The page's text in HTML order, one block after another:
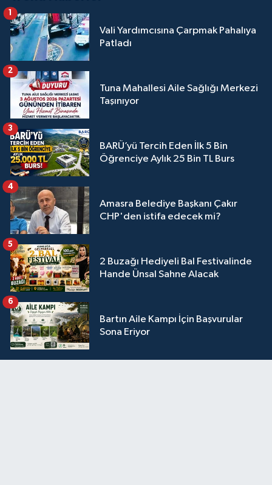
Vali Yardımcısına Çarpmak Pahalıya
Patladı
1
Tuna Mahallesi Aile Sağlığı Merkezi
Taşınıyor
2
BARÜ’yü Tercih Eden İlk 5 Bin
Öğrenciye Aylık 25 Bin TL Burs
3
Amasra Belediye Başkanı Çakır
CHP'den istifa edecek mi?
4
2 Buzağı Hediyeli Bal Festivalinde
Hande Ünsal Sahne Alacak
5
Bartın Aile Kampı İçin Başvurular
Sona Eriyor
6